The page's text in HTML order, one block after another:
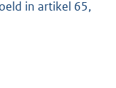
in artikel 65,